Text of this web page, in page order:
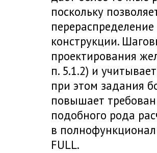
поскольку
конструкции.
проектирования
п. 5.1.2) и
при этом задания
повышает
подобного рода
в
FULL.